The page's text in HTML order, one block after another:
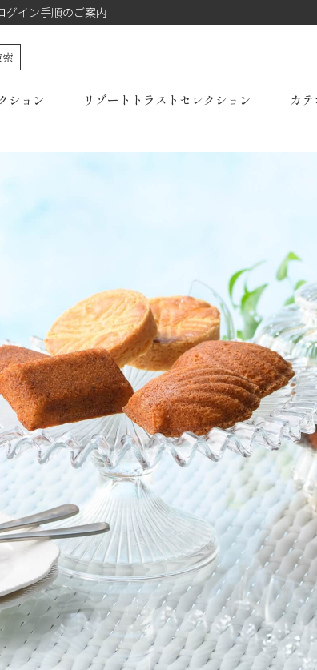
グイン手順のご案内
ション リゾートトラストセレクション カ